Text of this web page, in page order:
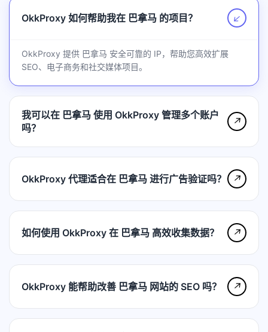
OkkProxy 如何帮助我在 巴拿马 的项目？ ↗
OkkProxy 提供 巴拿马 安全可靠的 IP，帮助您高效扩展
SEO、电子商务和社交媒体项目。
我可以在 巴拿马 使用 OkkProxy 管理多个账户
吗？
↗
OkkProxy 代理适合在 巴拿马 进行广告验证吗？ ↗
如何使用 OkkProxy 在 巴拿马 高效收集数据？ ↗
OkkProxy 能帮助改善 巴拿马 网站的 SEO 吗？ ↗